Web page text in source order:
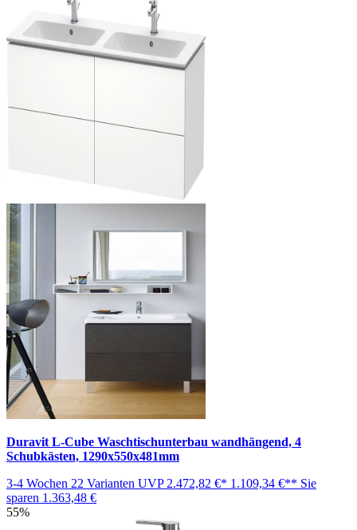
Duravit L-Cube Waschtischunterbau wandhängend, 4
Schubkästen, 1290x550x481mm
3-4 Wochen 22 Varianten UVP 2.472,82 €* 1.109,34 €** Sie
sparen 1.363,48 €
55%